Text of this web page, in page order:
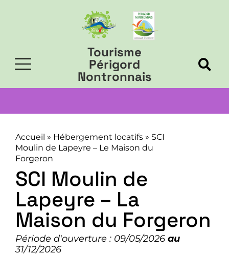
Tourisme
Périgord
Nontronnais
Accueil » Hébergement locatifs » SCI
Moulin de Lapeyre – Le Maison du
Forgeron
SCI Moulin de
Lapeyre – La
Maison du Forgeron
Période d'ouverture : 09/05/2026 au
31/12/2026